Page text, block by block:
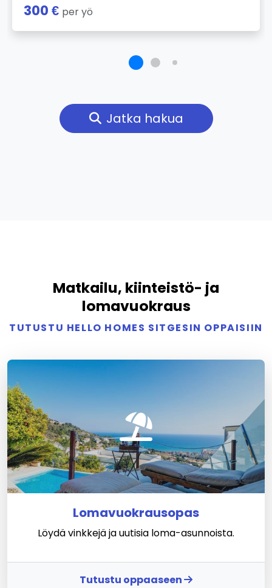
300 € per yö
Jatka hakua
Matkailu, kiinteistö- ja
lomavuokraus
TUTUSTU HELLO HOMES SITGESIN OPPAISIIN
Lomavuokrausopas
Löydä vinkkejä ja uutisia loma-asunnoista.
Tutustu oppaaseen